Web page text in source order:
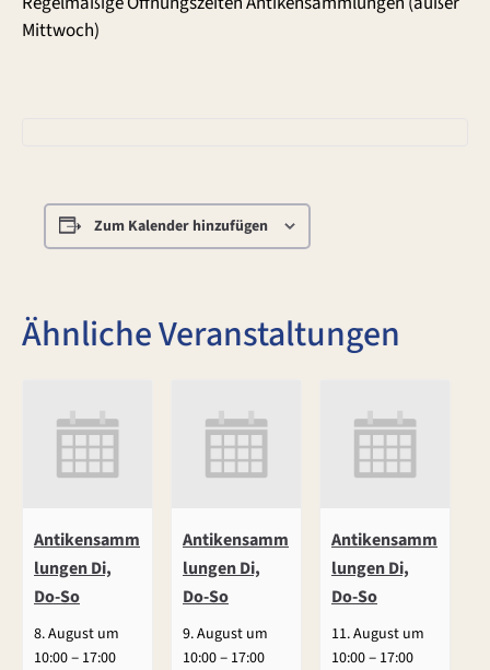
Mittwoch)
Zum Kalender hinzufügen
Ähnliche Veranstaltungen
Antikensamm
lungen Di,
Do-So
8. August um
10:00– 17:00
Antikensamm
lungen Di,
Do-So
9. August um
10:00– 17:00
Antikensamm
lungen Di,
Do-So
11. August um
10:00– 17:00